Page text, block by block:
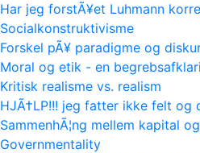
Har jeg forstÃ¥et Luhmann
Socialkonstruktivisme
Forskel pÃ¥ paradigme og
Moral og etik - en
Kritisk realisme vs. realism
HJÃ†LP!!! jeg fatter ikke felt og
SammenhÃ¦ng mellem kapital
Governmentality